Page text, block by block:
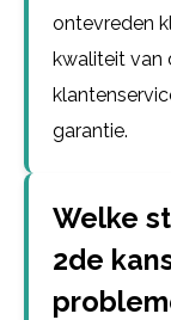
ontevreden
kwaliteit van
garantie.
Welke
2de